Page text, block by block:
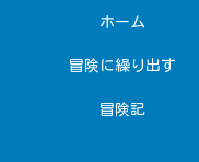
ホーム
冒険に繰り出す
冒険記